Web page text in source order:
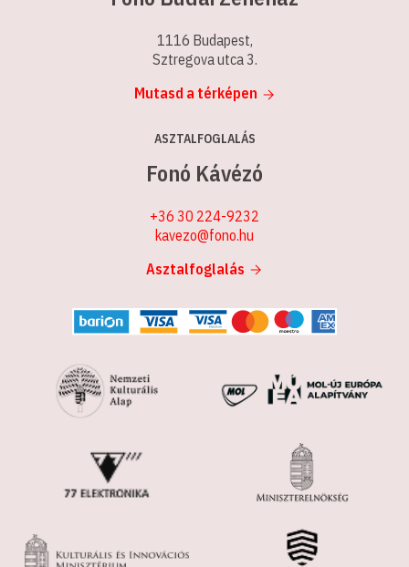
1116 Budapest,
Sztregova utca 3.
Mutasd a térképen
ASZTALFOGLALÁS
Fonó Kávézó
+36 30 224-9232
kavezo@fono.hu
Asztalfoglalás